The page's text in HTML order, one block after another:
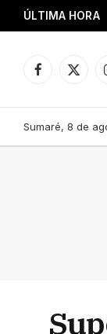
ÚLTIMA HORA
Facebook
X
Sumaré, 8 de